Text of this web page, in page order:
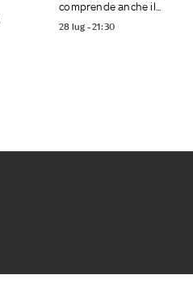
comprende anche il...
28 lug - 21:30